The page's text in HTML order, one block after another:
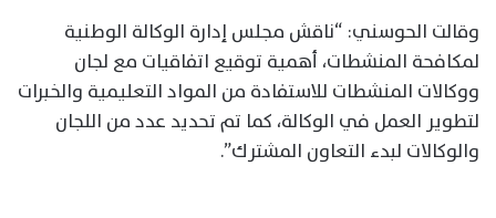
وقالت الحوسني: “ناقش مجلس إدارة الوكالة الوطنية
لمكافحة المنشطات، أهمية توقيع اتفاقيات مع لجان
ووكالات المنشطات للاستفادة من المواد التعليمية والخبرات
لتطوير العمل في الوكالة، كما تم تحديد عدد من اللجان
والوكالات لبدء التعاون المشترك”.